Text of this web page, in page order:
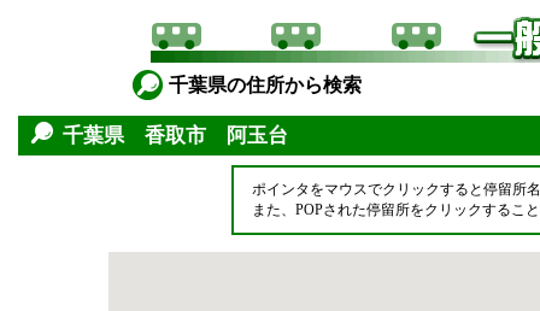
千葉県の住所から検索
千葉県 香取市 阿玉台
ポインタをマウスでクリックすると停留所
また、POPされた停留所をクリックするこ